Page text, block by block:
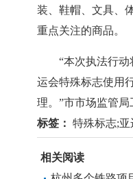
装、鞋帽、文具、
重点关注的商品。
“本次执法行动将
运会特殊标志使用
理。”市市场监管局
标签： 特殊标志;亚
相关阅读